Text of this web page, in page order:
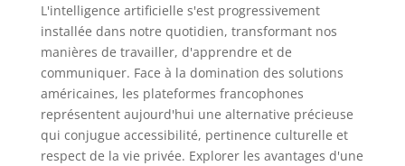
L'intelligence artificielle s'est progressivement
installée dans notre quotidien, transformant nos
manières de travailler, d'apprendre et de
communiquer. Face à la domination des solutions
américaines, les plateformes francophones
représentent aujourd'hui une alternative précieuse
qui conjugue accessibilité, pertinence culturelle et
respect de la vie privée. Explorer les avantages d'une